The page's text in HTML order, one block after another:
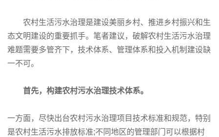
农村生活污水治理是建设美丽乡村、推进乡村振兴和生
态文明建设的重要抓手。笔者建议，破解农村生活污水治理
难题需要多管齐下，技术体系、管理体系和投入机制建设缺
一不可。
首先，构建农村污水治理技术体系。
一方面，尽快出台农村污水治理项目技术标准和规范，特别
是农村生活污水排放标准;不同地区的管理部门可以根据村